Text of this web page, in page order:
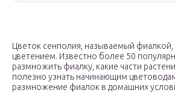
Цветок сенполия, называемый фиалкой,
цветением. Известно более 50
размножить фиалку, какие части
полезно узнать начинающим
размножение фиалок в домашних